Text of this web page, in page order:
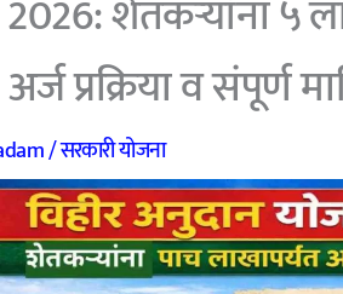
शेतकऱ्यांना ५
अर्ज प्रक्रिया व संपूर्ण
/सरकारी योजना